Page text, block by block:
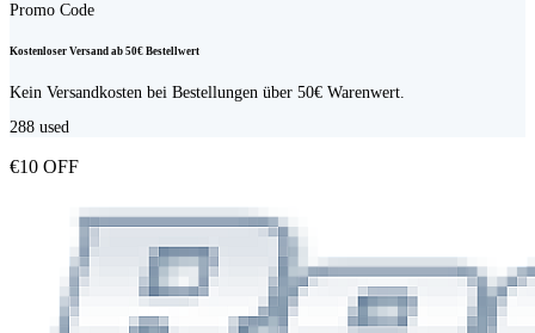
Promo Code
Kostenloser Versand ab 50€ Bestellwert
Kein Versandkosten bei Bestellungen über 50€ Warenwert.
288 used
€10 OFF